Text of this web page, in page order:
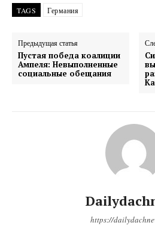
TAGS Германия
Предыдущая статья
Пустая победа коалиции
Ампеля: Невыполненные
социальные обещания
https://